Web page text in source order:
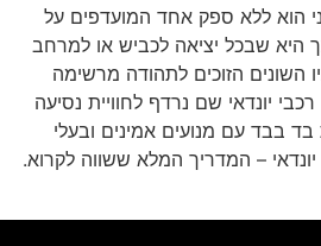
הוא ללא ספק אחד המועדפים על
היא שבכל יציאה לכביש או למרחב
השונים הזוכים לתהודה מרשימה
יונדאי שם נרדף לחוויית נסיעה
בבד עם מנועים אמינים ובעלי
יונדאי – המדריך המלא ששווה לקרוא.